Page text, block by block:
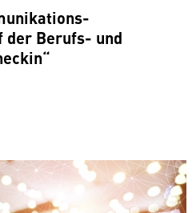
der Berufs- und